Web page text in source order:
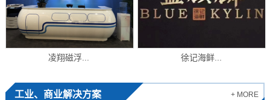
凌翔磁浮... 徐记海鲜...
工业、商业解决方案 + MORE